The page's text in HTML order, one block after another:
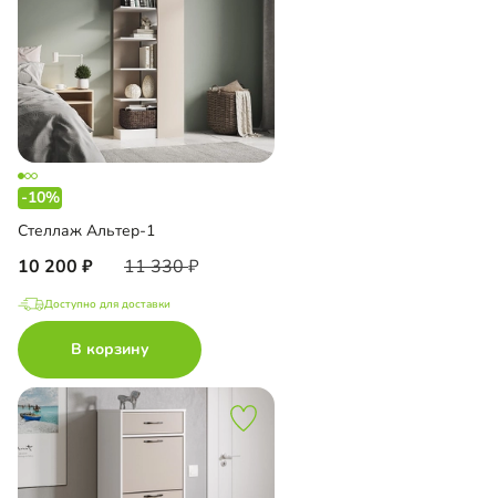
-10%
Стеллаж Альтер-1
10 200 11 330
Доступно для доставки
В корзину